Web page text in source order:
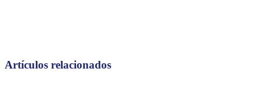
Artículos relacionados